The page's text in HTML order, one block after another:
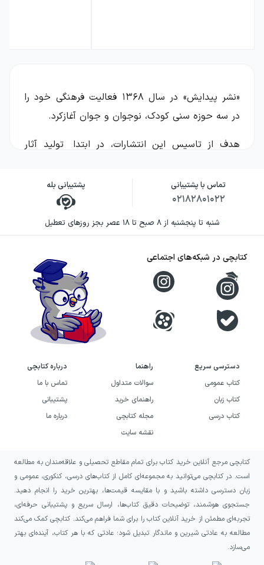
«نشر پیدایش» در سال ۱۳۶۸ فعالیت فرهنگی خود را
در سه حوزه سنی کودک، نوجوان و جوان آغازکرد.
هدف از تاسیس این انتشارات، در ابتدا تولید آثار
کودکان و نوجوانان بوده است.
درک و شناخت بیشتر مخاطب، همراه با نیازسنجی‌های
مستمر و توجه به رعایت اصل
داشتن انتخاب بهتر، همچنین درنظرگرفتن رشد
معلومات و سلیقه گروه‌های سنی مختلف در شاخه‌های
هنر و ادبیات، علم و اندیشه، همواره جزء جدانشدنی
سیاست‌های بنیادی این انتشارات بوده است.
اهداف فوق، خط مشی کاری خود را با سه اصل زیر
دنبال کرده است:
۱- بهره‌گیری از نیروی اندیشه مشاوران مجرب و
متخصص در زمینه علم و ادب و هنر کودکان، نوجوانان
و جوانان
۲- چاپ و عرضه آثار مولفان، مترجمان و تصویرگران
صاحب نام و برجسته.
۳- استفاده از تجارب جهانی تولید کتاب، از طریق
حضور مستمر و مؤثر در نمایشگاه‌های جهانی کتاب
تماس با پشتیبانی
۰۲۱۸۲۸۰۱۰۲۲
پشتیبانی بله
شنبه تا پنجشنبه از ۸ صبح تا ۱۸ عصر بجز روزهای تعطیل
دسترسی سریع
کتاب عمومی
کتاب زبان
کتاب درسی
راهنما
سوالات متداول
راهنمای خرید
مجله کتابچی
نقشه سایت
درباره کتابچی
تماس با ما
پشتیبانی
درباره ما
کتابچی در شبکه‌های اجتماعی
کتابچی مرجع آنلاین خرید کتاب برای تمام مقاطع تحصیلی و علاقه‌مندان به مطالعه
است. در کتابچی می‌توانید به مجموعه‌ای کامل از کتاب‌های درسی، کنکوری، عمومی و
زبان دسترسی داشته باشید و با مقایسه قیمت‌ها، بهترین خرید را انجام دهید.
جستجوی هوشمند، توضیحات دقیق کتاب‌ها، ارسال سریع و پشتیبانی حرفه‌ای،
تجربه‌ای مطمئن از خرید آنلاین کتاب را برای شما فراهم می‌کند. کتابچی کمک می‌کند
مطالعه به عادتی شیرین و ماندگار تبدیل شود؛ عادتی که با هر کتاب، آینده‌ای بهتر
می‌سازد.